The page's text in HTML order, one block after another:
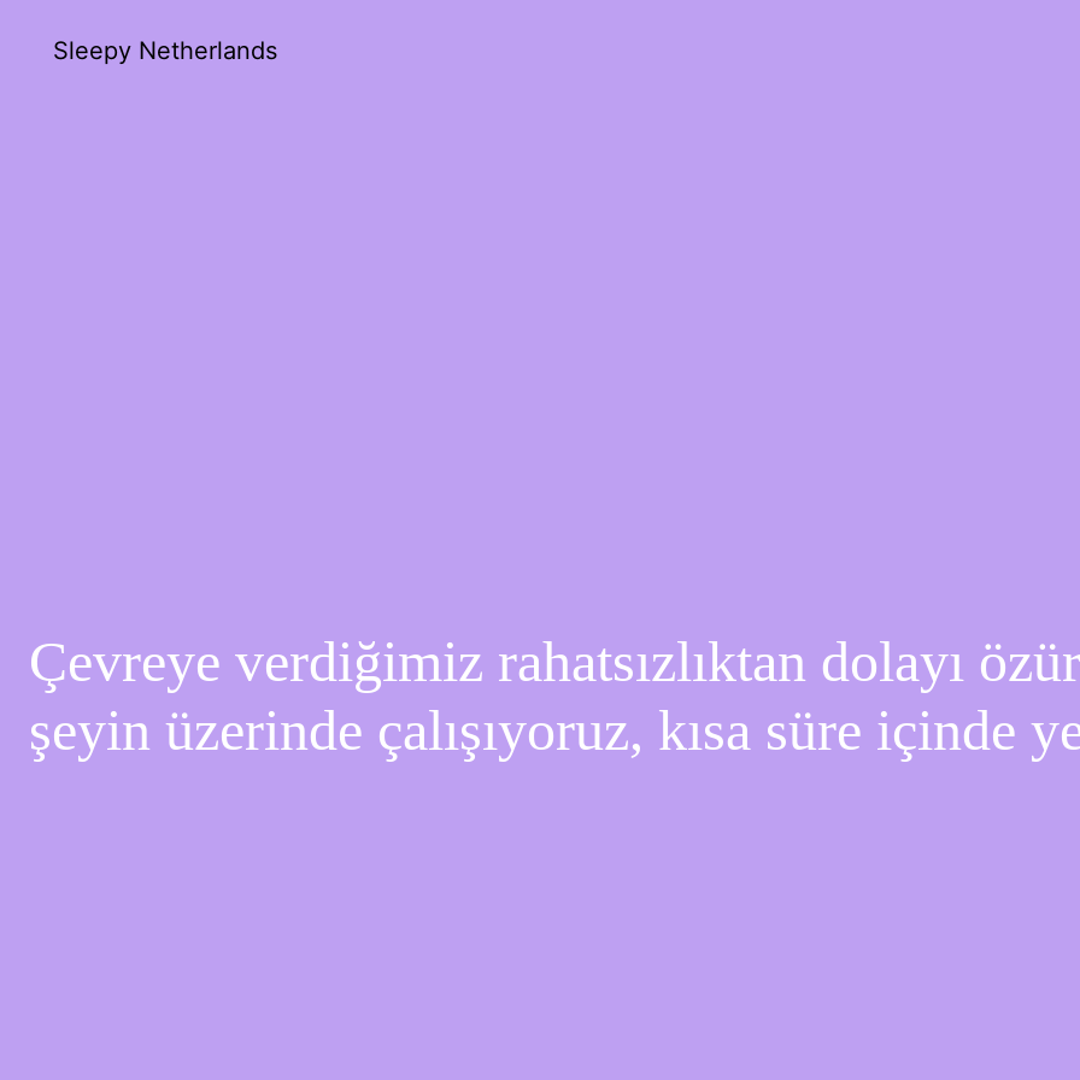
Sleepy Netherlands
Çevreye verdiğimiz rahatsızlıktan dolayı
şeyin üzerinde çalışıyoruz, kısa süre içinde